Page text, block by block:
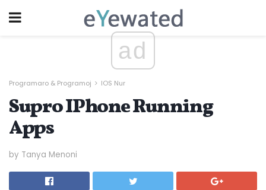
ad
Programaro & Programoj IOS Nur
Supro IPhone Running
Apps
by Tanya Menoni